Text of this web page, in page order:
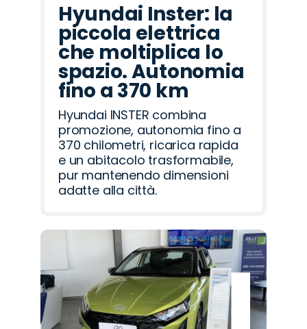
Hyundai Inster: la
piccola elettrica
che moltiplica lo
spazio. Autonomia
fino a 370 km
Hyundai INSTER combina
promozione, autonomia fino a
370 chilometri, ricarica rapida
e un abitacolo trasformabile,
pur mantenendo dimensioni
adatte alla città.